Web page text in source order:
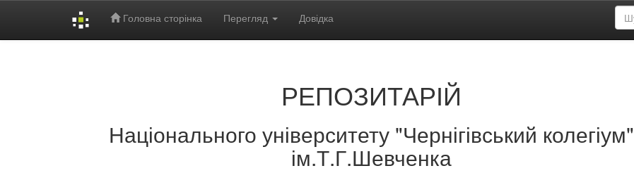
Головна сторінка Перегляд Довідка
РЕПОЗИТАРІЙ
Національного університету "Чернігівський колегіум"
ім.Т.Г.Шевченка